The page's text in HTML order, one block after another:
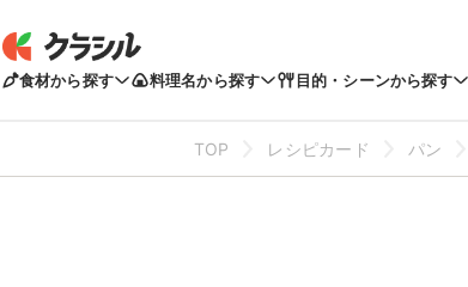
食材から探す 料理名から探す 目的・シーンから探す
TOP レシピカード パン